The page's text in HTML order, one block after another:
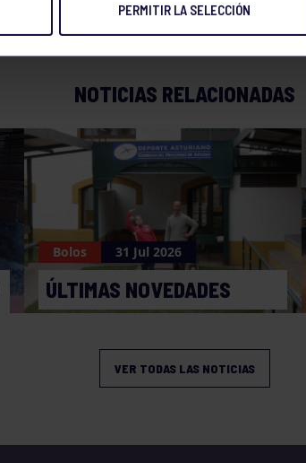
PERMITIR LA SELECCIÓN
NOTICIAS RELACIONADAS
Bolos 31 Jul 2026
ÚLTIMAS NOVEDADES
VER TODAS LAS NOTICIAS